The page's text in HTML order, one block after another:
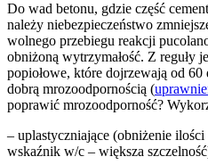
Do wad betonu, gdzie część
należy niebezpieczeństwo
wolnego przebiegu reakcji
obniżoną wytrzymałość. Z reguły
popiołowe, które dojrzewają od
dobrą mrozoodpornością (
poprawić mrozoodporność?
– uplastyczniające (obniżenie
wskaźnik w/c – większa